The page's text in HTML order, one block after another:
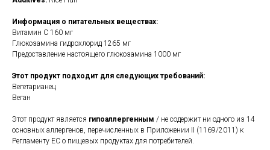
Информация о питательных веществах:
Витамин С 160 мг
Глюкозамина гидрохлорид 1265 мг
Предоставление настоящего глюкозамина 1000 мг
Этот продукт подходит для следующих требований:
Вегетарианец
Веган
Этот продукт является гипоаллергенным / не содержит ни одного из 14
основных аллергенов, перечисленных в Приложении II (1169/2011) к
Регламенту ЕС о пищевых продуктах для потребителей.